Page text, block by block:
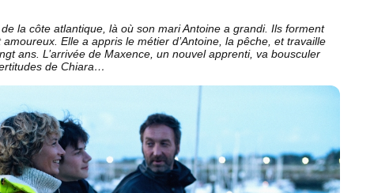
la côte atlantique, là où son mari Antoine a grandi. Ils forment
Elle a appris le métier d’Antoine, la pêche, et travaille
ans. L’arrivée de Maxence, un nouvel apprenti, va bousculer
de Chiara…